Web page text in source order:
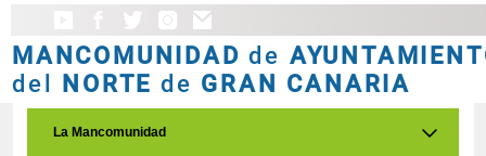
MANCOMUNIDAD de
del NORTE de GRAN CANARIA
La Mancomunidad